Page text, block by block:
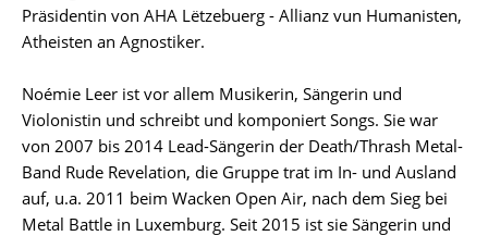
Präsidentin von AHA Lëtzebuerg - Allianz vun Humanisten,
Atheisten an Agnostiker.
Noémie Leer ist vor allem Musikerin, Sängerin und
Violonistin und schreibt und komponiert Songs. Sie war
von 2007 bis 2014 Lead-Sängerin der Death/Thrash Metal-
Band Rude Revelation, die Gruppe trat im In- und Ausland
auf, u.a. 2011 beim Wacken Open Air, nach dem Sieg bei
Metal Battle in Luxemburg. Seit 2015 ist sie Sängerin und